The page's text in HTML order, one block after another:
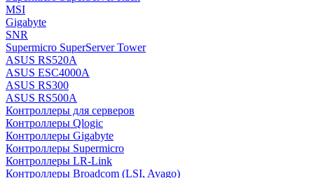
MSI
Gigabyte
SNR
Supermicro SuperServer Tower
ASUS RS520A
ASUS ESC4000A
ASUS RS300
ASUS RS500A
Контроллеры для серверов
Контроллеры Qlogic
Контроллеры Gigabyte
Контроллеры Supermicro
Контроллеры LR-Link
Контроллеры Broadcom (LSI, Avago)